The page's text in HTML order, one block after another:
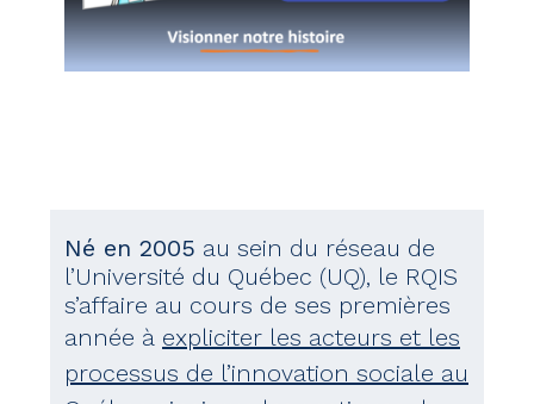
Né en 2005 au sein du réseau de
l’Université du Québec (UQ), le RQIS
s’affaire au cours de ses premières
année à expliciter les acteurs et les
processus de l’innovation sociale au